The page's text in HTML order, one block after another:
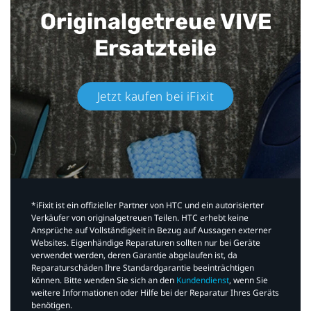
Originalgetreue VIVE
Ersatzteile
Jetzt kaufen bei iFixit​
*iFixit ist ein offizieller Partner von HTC und ein autorisierter
Verkäufer von originalgetreuen Teilen. HTC erhebt keine
Ansprüche auf Vollständigkeit in Bezug auf Aussagen externer
Websites. Eigenhändige Reparaturen sollten nur bei Geräte
verwendet werden, deren Garantie abgelaufen ist, da
Reparaturschäden Ihre Standardgarantie beeinträchtigen
können. Bitte wenden Sie sich an den Kundendienst, wenn Sie
weitere Informationen oder Hilfe bei der Reparatur Ihres Geräts
benötigen.​